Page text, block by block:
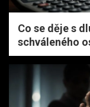
Co se děje s
schváleného